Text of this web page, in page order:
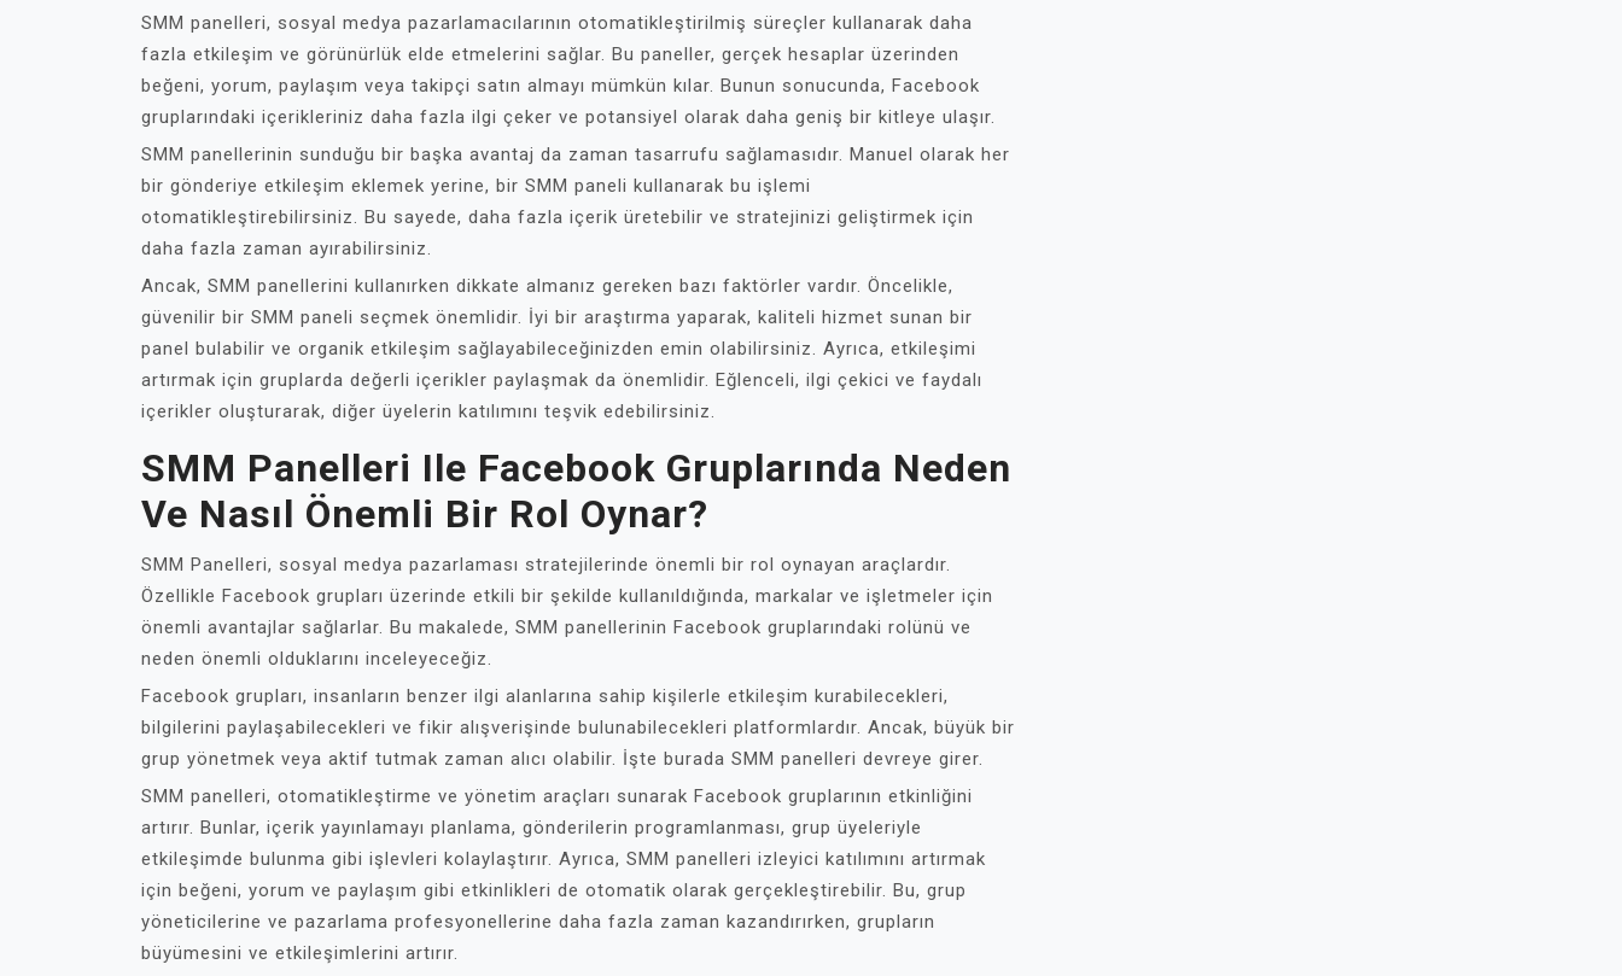
SMM panelleri, sosyal medya pazarlamacılarının otomatikleştirilmiş süreçler kullanarak daha
fazla etkileşim ve görünürlük elde etmelerini sağlar. Bu paneller, gerçek hesaplar üzerinden
beğeni, yorum, paylaşım veya takipçi satın almayı mümkün kılar. Bunun sonucunda, Facebook
gruplarındaki içerikleriniz daha fazla ilgi çeker ve potansiyel olarak daha geniş bir kitleye ulaşır.
SMM panellerinin sunduğu bir başka avantaj da zaman tasarrufu sağlamasıdır. Manuel olarak her
bir gönderiye etkileşim eklemek yerine, bir SMM paneli kullanarak bu işlemi
otomatikleştirebilirsiniz. Bu sayede, daha fazla içerik üretebilir ve stratejinizi geliştirmek için
daha fazla zaman ayırabilirsiniz.
Ancak, SMM panellerini kullanırken dikkate almanız gereken bazı faktörler vardır. Öncelikle,
güvenilir bir SMM paneli seçmek önemlidir. İyi bir araştırma yaparak, kaliteli hizmet sunan bir
panel bulabilir ve organik etkileşim sağlayabileceğinizden emin olabilirsiniz. Ayrıca, etkileşimi
artırmak için gruplarda değerli içerikler paylaşmak da önemlidir. Eğlenceli, ilgi çekici ve faydalı
içerikler oluşturarak, diğer üyelerin katılımını teşvik edebilirsiniz.
SMM Panelleri Ile Facebook Gruplarında Neden
Ve Nasıl Önemli Bir Rol Oynar?
SMM Panelleri, sosyal medya pazarlaması stratejilerinde önemli bir rol oynayan araçlardır.
Özellikle Facebook grupları üzerinde etkili bir şekilde kullanıldığında, markalar ve işletmeler için
önemli avantajlar sağlarlar. Bu makalede, SMM panellerinin Facebook gruplarındaki rolünü ve
neden önemli olduklarını inceleyeceğiz.
Facebook grupları, insanların benzer ilgi alanlarına sahip kişilerle etkileşim kurabilecekleri,
bilgilerini paylaşabilecekleri ve fikir alışverişinde bulunabilecekleri platformlardır. Ancak, büyük bir
grup yönetmek veya aktif tutmak zaman alıcı olabilir. İşte burada SMM panelleri devreye girer.
SMM panelleri, otomatikleştirme ve yönetim araçları sunarak Facebook gruplarının etkinliğini
artırır. Bunlar, içerik yayınlamayı planlama, gönderilerin programlanması, grup üyeleriyle
etkileşimde bulunma gibi işlevleri kolaylaştırır. Ayrıca, SMM panelleri izleyici katılımını artırmak
için beğeni, yorum ve paylaşım gibi etkinlikleri de otomatik olarak gerçekleştirebilir. Bu, grup
yöneticilerine ve pazarlama profesyonellerine daha fazla zaman kazandırırken, grupların
büyümesini ve etkileşimlerini artırır.